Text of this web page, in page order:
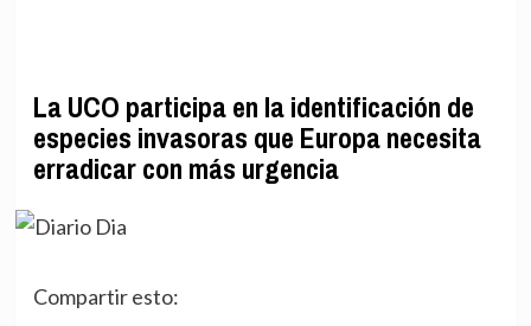
La UCO participa en la identificación de
especies invasoras que Europa necesita
erradicar con más urgencia
Compartir esto: